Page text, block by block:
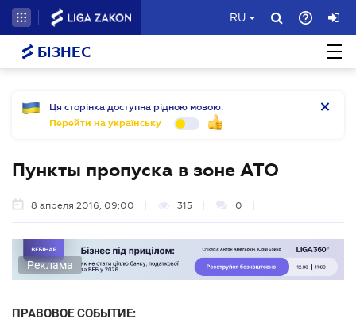
RU
БІЗНЕС
Ця сторінка доступна рідною мовою.
Перейти на українську
Пункты пропуска в зоне АТО
8 апреля 2016, 09:00 315 0
Реклама
ПРАВОВОЕ СОБЫТИЕ: